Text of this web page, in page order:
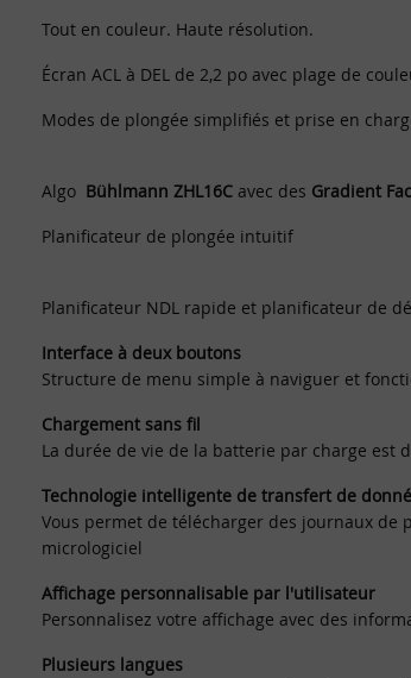
Tout en couleur. Haute résolution.
Écran ACL à DEL de 2,2 po avec plage de
Modes de plongée simplifiés et prise en
Algo Bühlmann ZHL16C avec des Gradient
Planificateur de plongée intuitif
Planificateur NDL rapide et planificateur de
Interface à deux boutons
Structure de menu simple à naviguer et
Chargement sans fil
La durée de vie de la batterie par charge est
Technologie intelligente de transfert de
Vous permet de télécharger des journaux de
micrologiciel
Affichage personnalisable par l'utilisateur
Personnalisez votre affichage avec des
Plusieurs langues